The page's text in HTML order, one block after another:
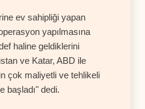
ev sahipliği yapan
yapılmasına
haline geldiklerini
ve Katar, ABD ile
çok maliyetli ve tehlikeli
başladı" dedi.